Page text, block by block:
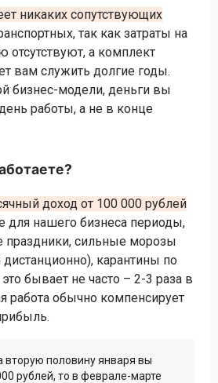
никаких сопутствующих
так как затраты на
отсутствуют, а комплект
вам служить долгие годы.
бизнес-модели, деньги вы
работы, а не в конце
доход от 100 000 рублей
для нашего бизнеса периоды,
праздники, сильные морозы
карантины по
бывает не часто – 2-3 раза в
работа обычно компенсирует
вторую половину января вы
рублей, то в феврале-марте